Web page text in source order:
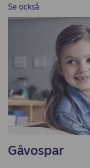
Se också
Gåvospar